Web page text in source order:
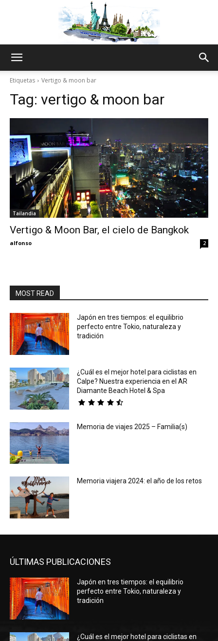
Thru
My
Etiquetas Vertigo & moon bar
Tag: vertigo & moon bar
Tailandia
Vertigo & Moon Bar, el cielo de Bangkok
alfonso 2
MOST READ
Japón en tres tiempos: el equilibrio
perfecto entre Tokio, naturaleza y
tradición
¿Cuál es el mejor hotel para ciclistas en
Calpe? Nuestra experiencia en el AR
Diamante Beach Hotel & Spa
Memoria de viajes 2025 – Familia(s)
Memoria viajera 2024: el año de los retos
ÚLTIMAS PUBLICACIONES
Japón en tres tiempos: el equilibrio
perfecto entre Tokio, naturaleza y
tradición
¿Cuál es el mejor hotel para ciclistas en